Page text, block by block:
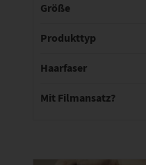
Größe
Produkttyp
Haarfaser
Mit Filmansatz?